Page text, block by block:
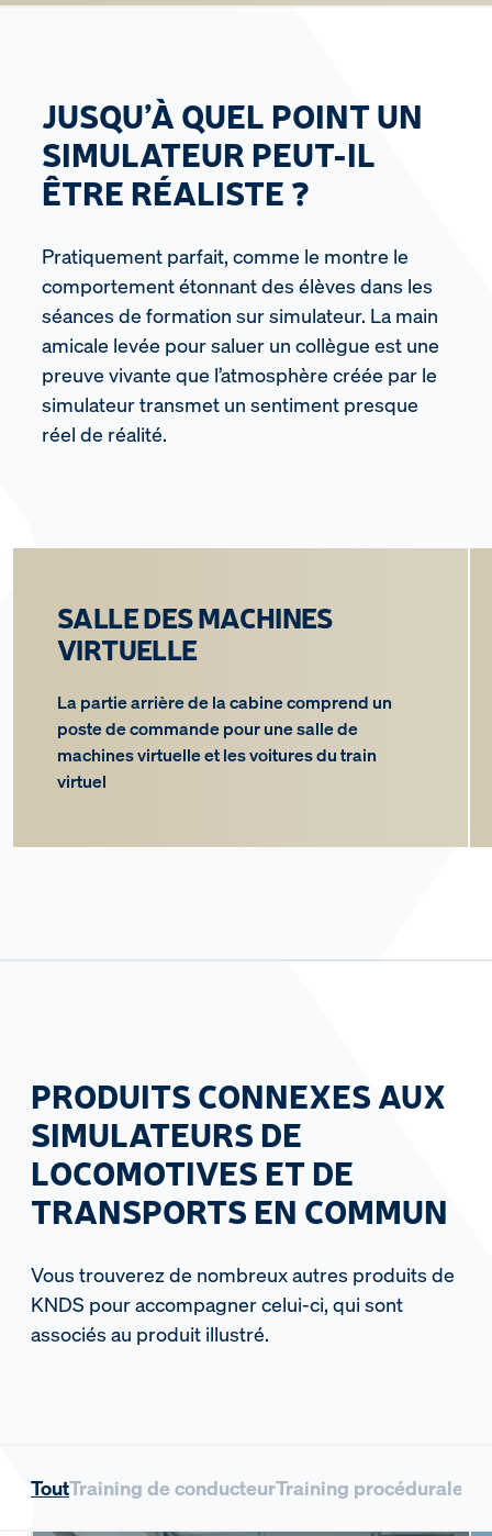
JUSQU’À QUEL POINT UN
SIMULATEUR PEUT-IL
ÊTRE RÉALISTE ?
Pratiquement parfait, comme le montre le
comportement étonnant des élèves dans les
séances de formation sur simulateur. La main
amicale levée pour saluer un collègue est une
preuve vivante que l’atmosphère créée par le
simulateur transmet un sentiment presque
réel de réalité.
SALLE DES MACHINES
VIRTUELLE
La partie arrière de la cabine comprend un
poste de commande pour une salle de
machines virtuelle et les voitures du train
virtuel
PRODUITS CONNEXES AUX
SIMULATEURS DE
LOCOMOTIVES ET DE
TRANSPORTS EN COMMUN
Vous trouverez de nombreux autres produits de
KNDS pour accompagner celui-ci, qui sont
associés au produit illustré.
ToutTraining de conducteurTraining procédurale